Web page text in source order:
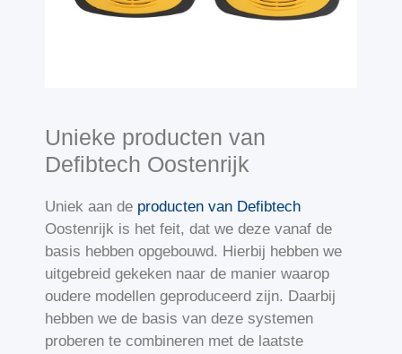
Unieke producten van
Defibtech Oostenrijk
Uniek aan de producten van Defibtech
Oostenrijk is het feit, dat we deze vanaf de
basis hebben opgebouwd. Hierbij hebben we
uitgebreid gekeken naar de manier waarop
oudere modellen geproduceerd zijn. Daarbij
hebben we de basis van deze systemen
proberen te combineren met de laatste